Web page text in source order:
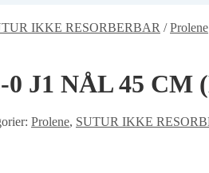
IKKE RESORBERBAR /Prolene
J1 NÅL 45 CM
Prolene, SUTUR IKKE